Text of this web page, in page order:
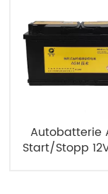
Autobatterie
Start/Stopp